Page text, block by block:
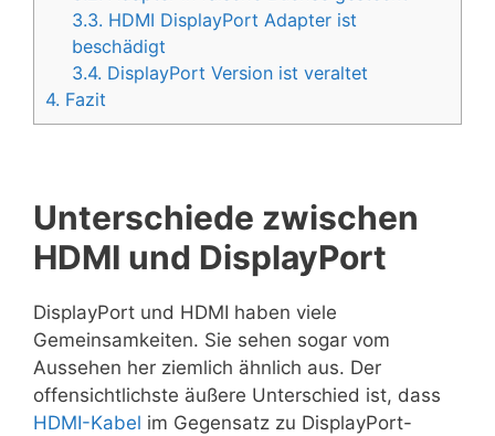
3.3. HDMI DisplayPort Adapter ist
beschädigt
3.4. DisplayPort Version ist veraltet
4. Fazit
Unterschiede zwischen
HDMI und DisplayPort
DisplayPort und HDMI haben viele
Gemeinsamkeiten. Sie sehen sogar vom
Aussehen her ziemlich ähnlich aus. Der
offensichtlichste äußere Unterschied ist, dass
HDMI-Kabel im Gegensatz zu DisplayPort-